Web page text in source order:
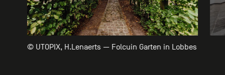
© UTOPIX, H.Lenaerts — Folcuin Garten in Lobbes